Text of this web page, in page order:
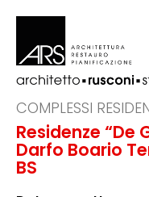
COMPLESSI
Residenze “De
Darfo Boario
BS